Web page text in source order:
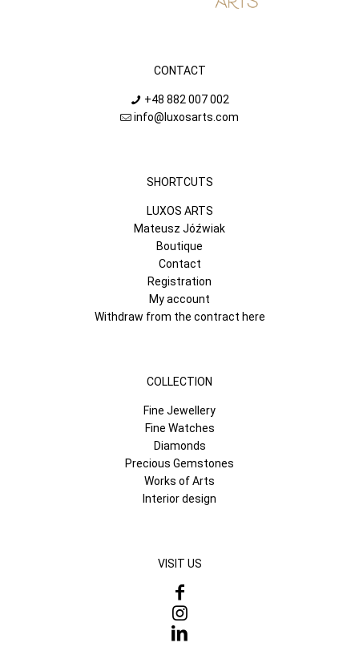
CONTACT
+48 882 007 002
info@luxosarts.com
SHORTCUTS
LUXOS ARTS
Mateusz Jóźwiak
Boutique
Contact
Registration
My account
Withdraw from the contract here
COLLECTION
Fine Jewellery
Fine Watches
Diamonds
Precious Gemstones
Works of Arts
Interior design
VISIT US